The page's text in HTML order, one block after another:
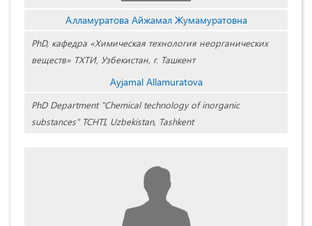
Алламуратова Айжамал Жумамуратовна
PhD, кафедра «Химическая технология неорганических
веществ» ТХТИ, Узбекистан, г. Ташкент
Ayjamal Allamuratova
PhD Department "Chemical technology of inorganic
substances" TCHTI, Uzbekistan, Tashkent